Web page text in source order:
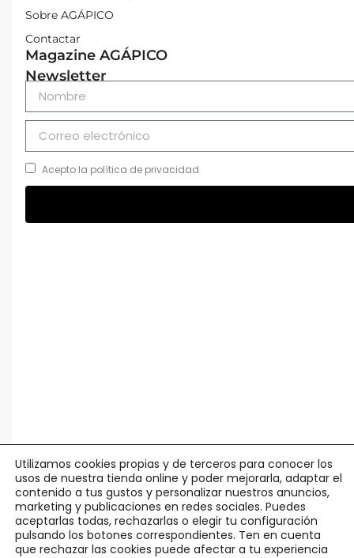
Sobre AGÁPICO
Contactar
Magazine AGÁPICO
Newsletter
Acepto la política de privacidad
© Agápico -Legal y Privacidad·Política Cookies·Condiciones
Uso·Pedidos y Devoluciones
Utilizamos cookies propias y de terceros para conocer los
usos de nuestra tienda online y poder mejorarla, adaptar el
contenido a tus gustos y personalizar nuestros anuncios,
marketing y publicaciones en redes sociales. Puedes
aceptarlas todas, rechazarlas o elegir tu configuración
pulsando los botones correspondientes. Ten en cuenta
que rechazar las cookies puede afectar a tu experiencia